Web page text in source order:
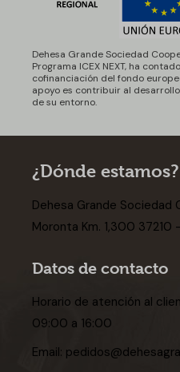
¿Dónde estamos?
Dehesa Grande
Moronta Km. 1,300 37210
Datos de contacto
Horario de atención al
09:00 a 16:00
Email:
Dehesa Grande Sociedad
Programa ICEX NEXT, ha
cofinanciación del fondo
apoyo es contribuir al
de su entorno.